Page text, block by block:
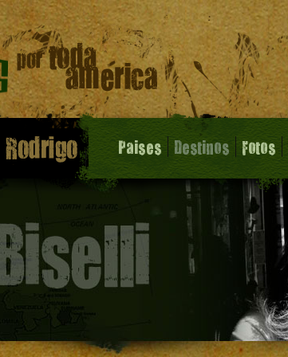
Paises Destinos Fotos